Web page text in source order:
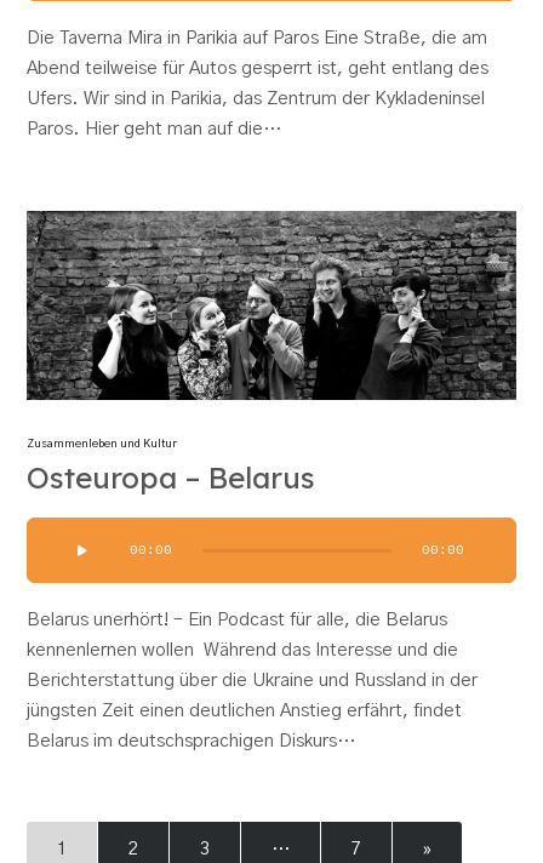
Die Taverna Mira in Parikia auf Paros Eine Straße, die am
Abend teilweise für Autos gesperrt ist, geht entlang des
Ufers. Wir sind in Parikia, das Zentrum der Kykladeninsel
Paros. Hier geht man auf die…
Zusammenleben und Kultur
Osteuropa – Belarus
00:00 00:00
Belarus unerhört! – Ein Podcast für alle, die Belarus
kennenlernen wollen Während das Interesse und die
Berichterstattung über die Ukraine und Russland in der
jüngsten Zeit einen deutlichen Anstieg erfährt, findet
Belarus im deutschsprachigen Diskurs…
1 2 3 … 7 »